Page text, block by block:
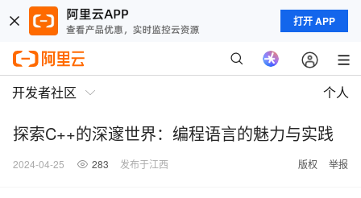
打开 APP
开发者社区 个人
探索C++的深邃世界：编程语言的魅力与实践
2024-04-25 283 发布于江西 版权 举报